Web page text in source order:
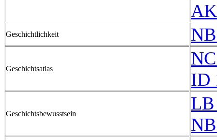
Geschichtlichkeit
Geschichtsatlas
ID
Geschichtsbewusstsein
LB